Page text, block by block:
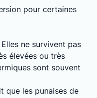
pour certaines
Elles ne survivent pas
élevées ou très
sont souvent
que les punaises de